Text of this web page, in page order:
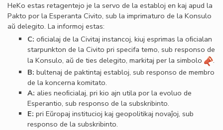
HeKo estas retagentejo je la servo de la establoj en kaj apud la
Pakto por la Esperanta Civito, sub la imprimaturo de la Konsulo
aŭ delegito. La informoj estas:
C: oﬁcialaj de la Civitaj instancoj, kiuj esprimas la oﬁcialan
starpunkton de la Civito pri specifa temo, sub responso de
la Konsulo, aŭ de ties delegito, markitaj per la simbolo
.
B: bultenaj de paktintaj establoj, sub responso de membro
de la koncerna komitato.
A: alies neoﬁcialaj, pri kio ajn utila por la evoluo de
Esperantio, sub responso de la subskribinto.
E: pri Eŭropaj institucioj kaj geopolitikaj novaĵoj, sub
responso de la subskribinto.